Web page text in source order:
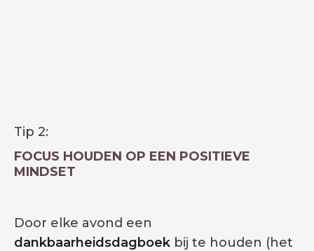
Tip 2:
FOCUS HOUDEN OP EEN POSITIEVE
MINDSET
Door elke avond een
dankbaarheidsdagboek bij te houden (het